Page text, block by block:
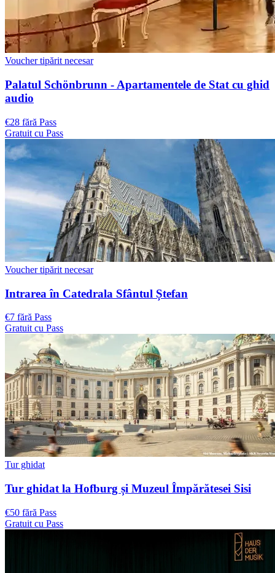
Voucher tipărit necesar
Palatul Schönbrunn - Apartamentele de Stat cu ghid
audio
€28 fără Pass
Gratuit cu Pass
Voucher tipărit necesar
Intrarea în Catedrala Sfântul Ștefan
€7 fără Pass
Gratuit cu Pass
Tur ghidat
Tur ghidat la Hofburg și Muzeul Împărătesei Sisi
€50 fără Pass
Gratuit cu Pass